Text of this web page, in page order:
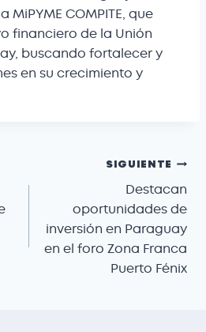
COMPITE, que
financiero de la Unión
buscando fortalecer y
en su crecimiento y
SIGUIENTE
Destacan
oportunidades de
inversión en Paraguay
en el foro Zona Franca
Puerto Fénix